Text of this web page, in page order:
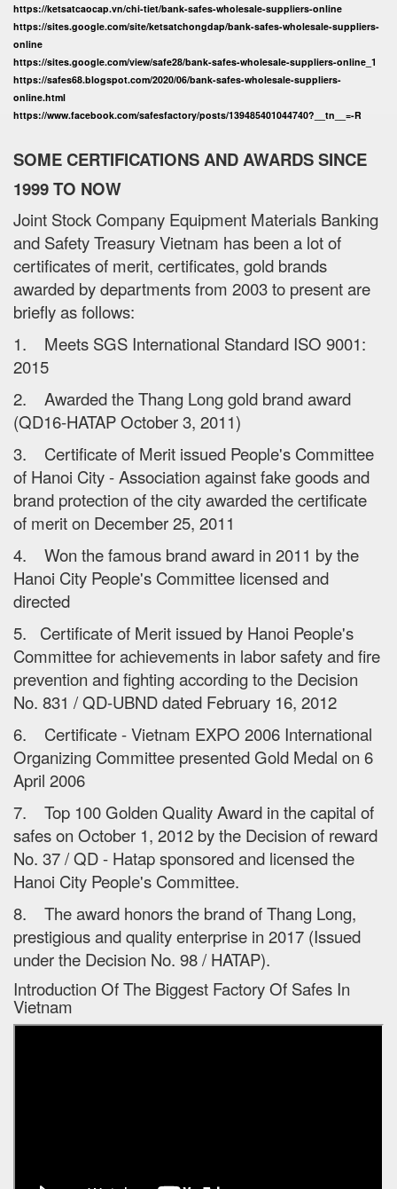
https://ketsatcaocap.vn/chi-tiet/bank-safes-wholesale-suppliers-online
https://sites.google.com/site/ketsatchongdap/bank-safes-wholesale-suppliers-
online
https://sites.google.com/view/safe28/bank-safes-wholesale-suppliers-online_1
https://safes68.blogspot.com/2020/06/bank-safes-wholesale-suppliers-
online.html
https://www.facebook.com/safesfactory/posts/139485401044740?__tn__=-R
SOME CERTIFICATIONS AND AWARDS SINCE
1999 TO NOW
Joint Stock Company Equipment Materials Banking
and Safety Treasury Vietnam has been a lot of
certificates of merit, certificates, gold brands
awarded by departments from 2003 to present are
briefly as follows:
1. Meets SGS International Standard ISO 9001:
2015
2. Awarded the Thang Long gold brand award
(QD16-HATAP October 3, 2011)
3. Certificate of Merit issued People's Committee
of Hanoi City - Association against fake goods and
brand protection of the city awarded the certificate
of merit on December 25, 2011
4. Won the famous brand award in 2011 by the
Hanoi City People's Committee licensed and
directed
5. Certificate of Merit issued by Hanoi People's
Committee for achievements in labor safety and fire
prevention and fighting according to the Decision
No. 831 / QD-UBND dated February 16, 2012
6. Certificate - Vietnam EXPO 2006 International
Organizing Committee presented Gold Medal on 6
April 2006
7. Top 100 Golden Quality Award in the capital of
safes on October 1, 2012 by the Decision of reward
No. 37 / QD - Hatap sponsored and licensed the
Hanoi City People's Committee.
8. The award honors the brand of Thang Long,
prestigious and quality enterprise in 2017 (Issued
under the Decision No. 98 / HATAP).
Introduction Of The Biggest Factory Of Safes In
Vietnam